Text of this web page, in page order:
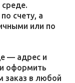
счету, а
или по
— адрес и
оформить
заказ в любой